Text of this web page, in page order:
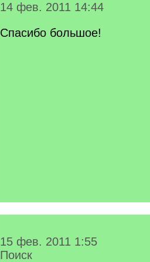
14 фев. 2011 14:44
Спасибо большое!
15 фев. 2011 1:55
Поиск